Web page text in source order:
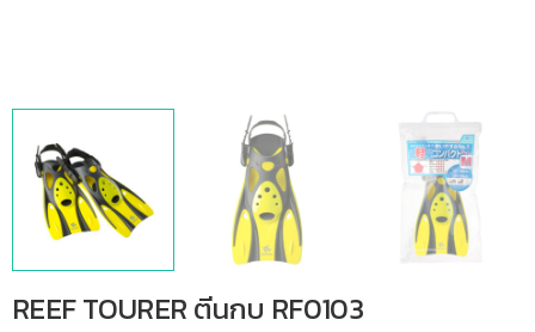
REEF TOURER ตีนกบ RF0103